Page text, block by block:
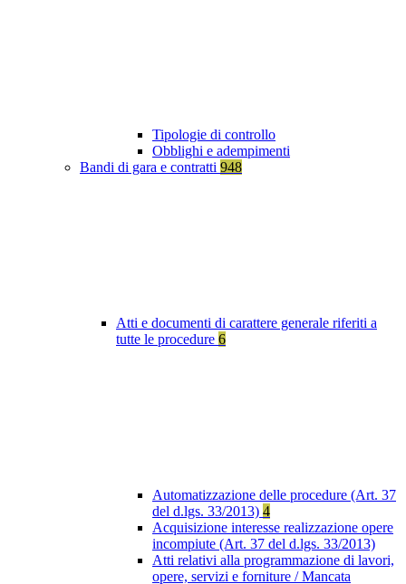
Tipologie di controllo
Obblighi e adempimenti
Bandi di gara e contratti 948
Atti e documenti di carattere generale riferiti a
tutte le procedure 6
Automatizzazione delle procedure (Art. 37
del d.lgs. 33/2013) 4
Acquisizione interesse realizzazione opere
incompiute (Art. 37 del d.lgs. 33/2013)
Atti relativi alla programmazione di lavori,
opere, servizi e forniture / Mancata